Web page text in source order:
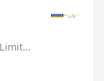
Levin Human Resources Development Limited